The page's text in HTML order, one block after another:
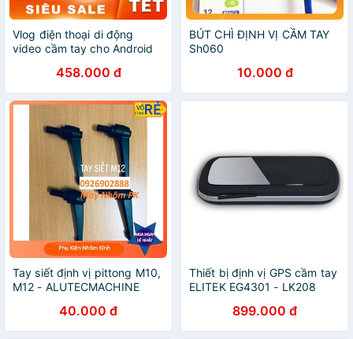
Vlog điện thoại di động
video cầm tay cho Android
địnhN [NBL08]
458.000 đ
BÚT CHÌ ĐỊNH VỊ CẦM TAY
Sh060
10.000 đ
Tay siết định vị pittong M10,
M12 - ALUTECMACHINE
40.000 đ
Thiết bị định vị GPS cầm tay
ELITEK EG4301 - LK208
899.000 đ